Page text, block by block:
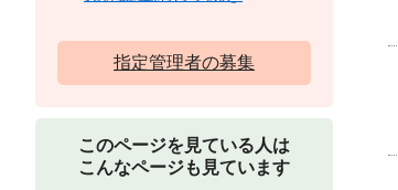
指定管理者の募集
このページを見ている人は
こんなページも見ています